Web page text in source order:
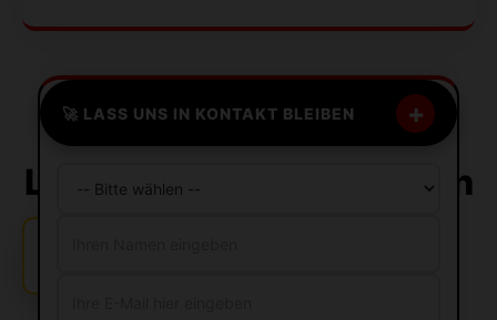
🚀 LASS UNS IN KONTAKT BLEIBEN +
Die 12 besten
Linkbuilding Agenturen in